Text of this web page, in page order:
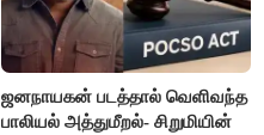
ஜனநாயகன் படத்தால் வெளிவந்த
பாலியல் அத்துமீறல்- சிறுமியின்